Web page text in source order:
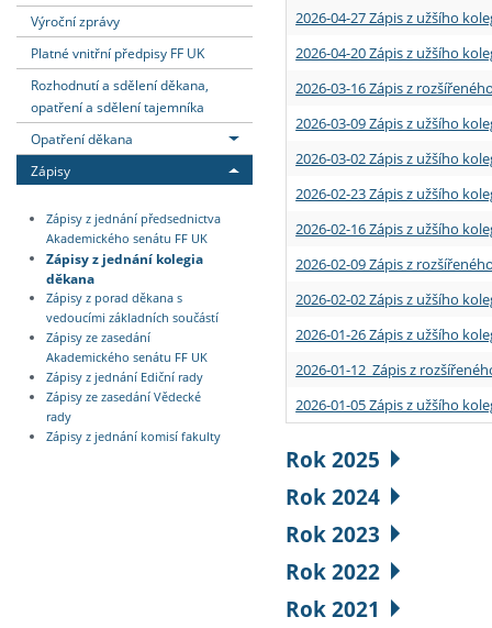
Absolventi fakulty
Vyjíždějící zaměstnanci
Výroční zprávy
Platné vnitřní předpisy FF UK
Rozhodnutí a sdělení děkana,
opatření a sdělení tajemníka
Opatření děkana
Zápisy
Zápisy z jednání předsednictva
Akademického senátu FF UK
Zápisy z jednání kolegia
děkana
Zápisy z porad děkana s
vedoucími základních součástí
Zápisy ze zasedání
Akademického senátu FF UK
Zápisy z jednání Ediční rady
Zápisy ze zasedání Vědecké
rady
Zápisy z jednání komisí fakulty
2026-04-27 Zápis z užšího
2026-04-20 Zápis z užšího
2026-03-16 Zápis z
2026-03-09 Zápis z užšího
2026-03-02 Zápis z užšího
2026-02-23 Zápis z užšího
2026-02-16 Zápis z užšího
2026-02-09 Zápis z
2026-02-02 Zápis z užšího
2026-01-26 Zápis z užšího
2026-01-12 Zápis z
2026-01-05 Zápis z užšího
Rok 2025
Rok 2024
Rok 2023
Rok 2022
Rok 2021